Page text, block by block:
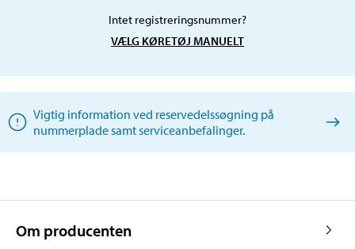
Intet registreringsnummer?
VÆLG KØRETØJ MANUELT
Vigtig information ved reservedelssøgning på
nummerplade samt serviceanbefalinger.
Om producenten